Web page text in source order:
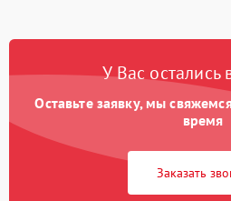
У Вас остались
Оставьте заявку, мы
время
Заказать